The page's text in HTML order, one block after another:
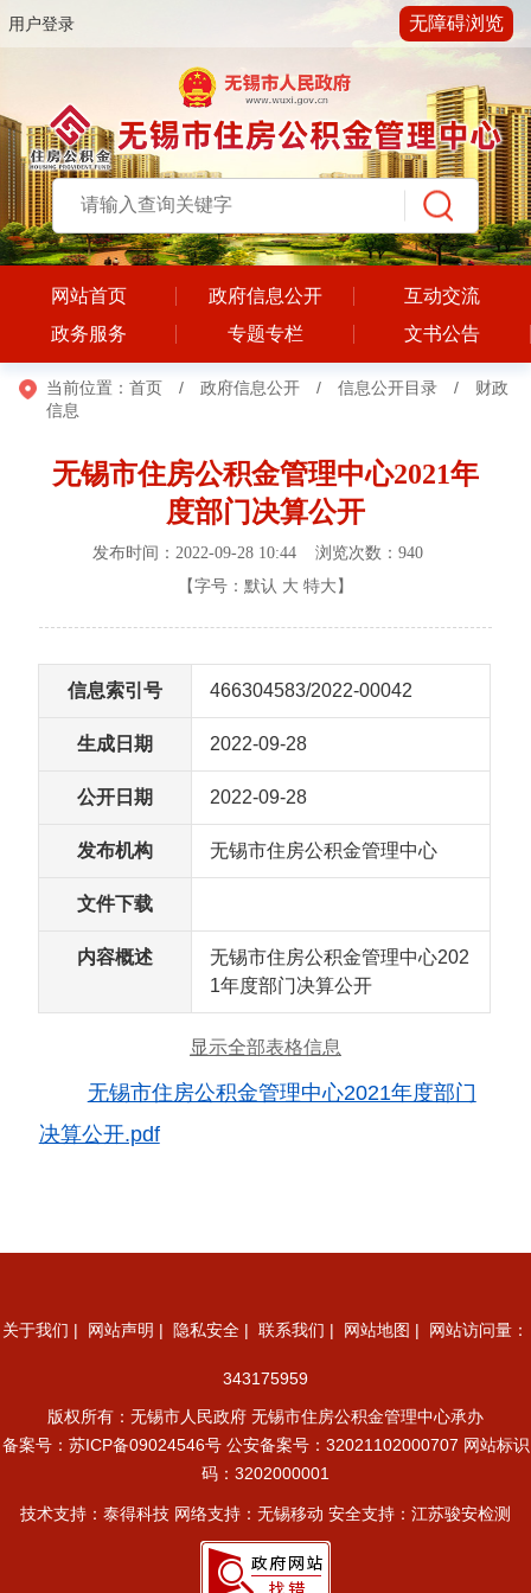
用户登录 无障碍浏览
网站首页 政府信息公开
互动交流
政务服务
专题专栏 文书公告
当前位置： 首页 / 政府信息公开 / 信息公开目录 /
财政
信息
无锡市住房公积金管理中心2021年
度部门决算公开
发布时间：2022-09-28 10:44 浏览次数： 940
【字号： 默认 大 特大 】
信息索引号 466304583/2022-00042
生成日期 2022-09-28
公开日期 2022-09-28
发布机构 无锡市住房公积金管理中心
文件下载
内容概述
无锡市住房公积金管理中心202
1年度部门决算公开
显示全部表格信息
无锡市住房公积金管理中心2021年度部门
决算公开.pdf
关于我们 网站声明 隐私安全 联系我们 网站地图 | 网站访问量：
343175959
版权所有：无锡市人民政府 无锡市住房公积金管理中心承办
备案号： 苏ICP备09024546号 公安备案号：32021102000707 网站标识
码：3202000001
技术支持：泰得科技 网络支持：无锡移动 安全支持：江苏骏安检测